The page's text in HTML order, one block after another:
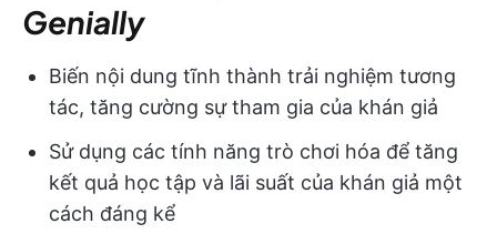
Genially
Biến nội dung tĩnh thành trải nghiệm tương
tác, tăng cường sự tham gia của khán giả
Sử dụng các tính năng trò chơi hóa để tăng
kết quả học tập và lãi suất của khán giả một
cách đáng kể